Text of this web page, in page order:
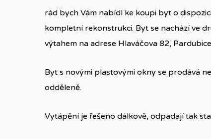
rád bych Vám nabídl ke koupi byt o
kompletní rekonstrukci. Byt se nachází ve
výtahem na adrese Hlaváčova 82,
Byt s novými plastovými okny se prodává
odděleně.
Vytápění je řešeno dálkově, odpadají tak